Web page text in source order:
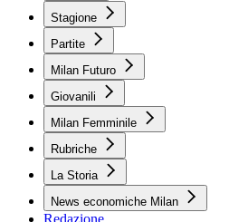
Stagione
Partite
Milan Futuro
Giovanili
Milan Femminile
Rubriche
La Storia
News economiche Milan